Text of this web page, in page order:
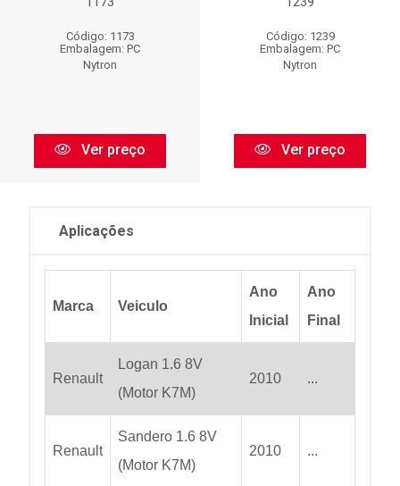
Código: 1173
Embalagem: PC
Nytron
Ver preço
Código: 1239
Embalagem: PC
Nytron
Ver preço
Aplicações
Marca Veiculo
Ano
Inicial
Ano
Final
Renault
Logan 1.6 8V
(Motor K7M)
2010 ...
Renault
Sandero 1.6 8V
(Motor K7M)
2010 ...